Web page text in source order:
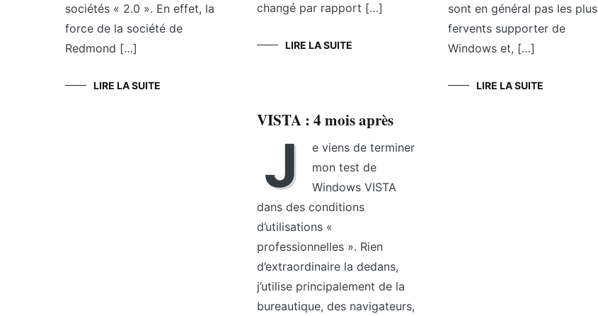
sociétés « 2.0 ». En effet, la
force de la société de
Redmond […]
LIRE LA SUITE
changé par rapport […]
LIRE LA SUITE
sont en général pas les plus
fervents supporter de
Windows et, […]
LIRE LA SUITE
VISTA : 4 mois après
J
e viens de terminer
mon test de
Windows VISTA
dans des conditions
d’utilisations «
professionnelles ». Rien
d’extraordinaire la dedans,
j’utilise principalement de la
bureautique, des navigateurs,